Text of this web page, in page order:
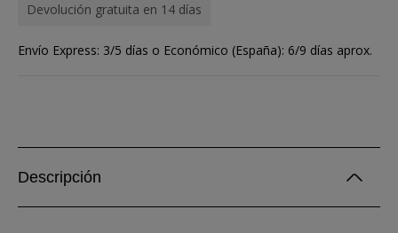
Devolución gratuita en 14 días
Envío Express: 3/5 días o Económico (España): 6/9 días aprox.
Descripción